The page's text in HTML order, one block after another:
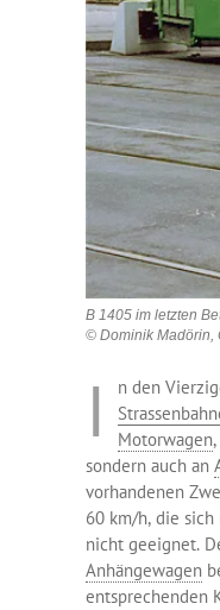
B 1405 im letzten
© Dominik Madörin,
I n den
Motorwagen
sondern auch an
vorhandenen
60 km/h, die
nicht geeignet.
Anhängewagen
entsprechenden